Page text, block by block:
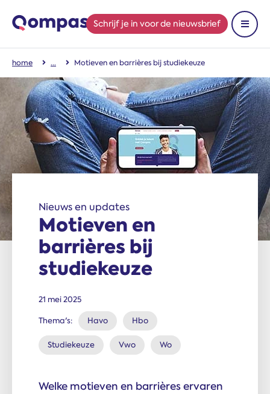
Schrijf je in voor de nieuwsbrief
Toon
home Motieven en barrières bij studiekeuze
Nieuws en updates
Motieven en
barrières bij
studiekeuze
21 mei 2025
Thema's: Havo Hbo
Studiekeuze Vwo Wo
Welke motieven en barrières ervaren